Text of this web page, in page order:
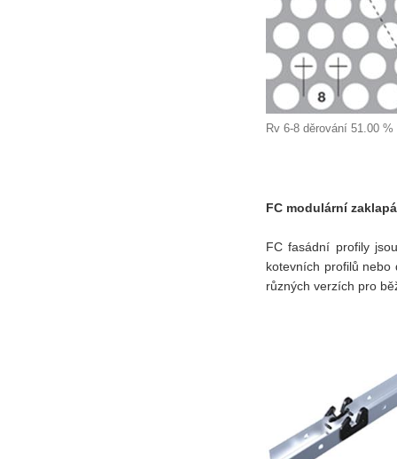
Rv 6-8 děrování 51.00 %
FC modulární
FC fasádní profily
kotevních profilů nebo
různých verzích pro